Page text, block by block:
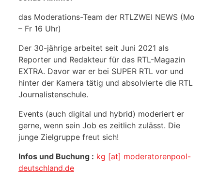
das Moderations-Team der RTLZWEI NEWS (Mo
– Fr 16 Uhr)
Der 30-jährige arbeitet seit Juni 2021 als
Reporter und Redakteur für das RTL-Magazin
EXTRA. Davor war er bei SUPER RTL vor und
hinter der Kamera tätig und absolvierte die RTL
Journalistenschule.
Events (auch digital und hybrid) moderiert er
gerne, wenn sein Job es zeitlich zulässt. Die
junge Zielgruppe freut sich!
Infos und Buchung : kg [at] moderatorenpool-
deutschland.de